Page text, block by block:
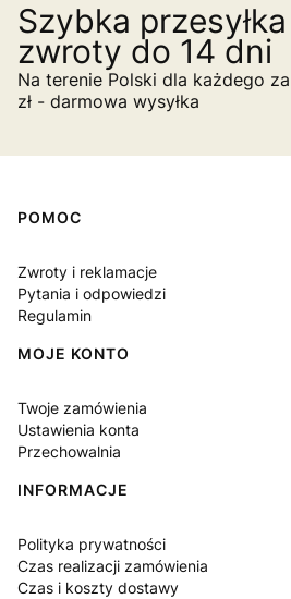
Szybka
zwroty do 14 dni
Na terenie Polski dla każdego
zł - darmowa wysyłka
Linki w stopce
POMOC
Zwroty i reklamacje
Pytania i odpowiedzi
Regulamin
MOJE KONTO
Twoje zamówienia
Ustawienia konta
Przechowalnia
INFORMACJE
Polityka prywatności
Czas realizacji zamówienia
Czas i koszty dostawy